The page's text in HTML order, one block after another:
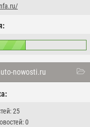
nowosti.ru
25
0